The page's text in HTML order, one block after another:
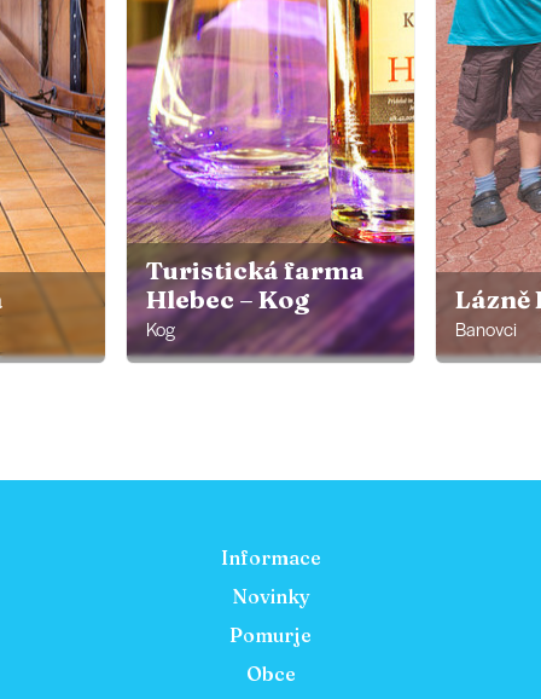
Turistická farma
Hlebec – Kog
Kog
Lázně
Banovci
Informace
Novinky
Pomurje
Obce